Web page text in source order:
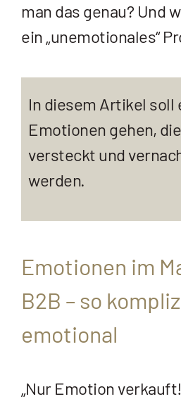
man das genau? Und
ein „unemotionales“
In diesem Artikel soll
Emotionen gehen,
versteckt und
werden.
Emotionen im
B2B – so
emotional
„Nur Emotion